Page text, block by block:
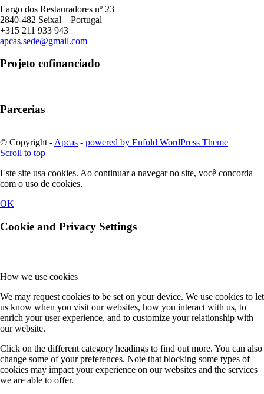
Largo dos Restauradores nº 23
2840-482 Seixal – Portugal
+315 211 933 943
apcas.sede@gmail.com
Projeto cofinanciado
Parcerias
© Copyright -Apcas - powered by Enfold WordPress Theme
Scroll to top
Este site usa cookies. Ao continuar a navegar no site, você concorda
com o uso de cookies.
OK
Cookie and Privacy Settings
How we use cookies
We may request cookies to be set on your device. We use cookies to let
us know when you visit our websites, how you interact with us, to
enrich your user experience, and to customize your relationship with
our website.
Click on the different category headings to find out more. You can also
change some of your preferences. Note that blocking some types of
cookies may impact your experience on our websites and the services
we are able to offer.